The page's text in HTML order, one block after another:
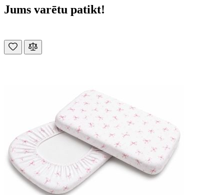
Jums varētu patikt!